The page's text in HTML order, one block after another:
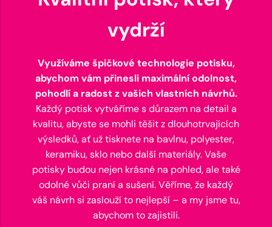
vydrží
Využíváme špičkové technologie potisku,
abychom vám přinesli maximální odolnost,
pohodlí a radost z vašich vlastních návrhů.
Každý potisk vytváříme s důrazem na detail a
kvalitu, abyste se mohli těšit z dlouhotrvajících
výsledků, ať už tisknete na bavlnu, polyester,
keramiku, sklo nebo další materiály. Vaše
potisky budou nejen krásné na pohled, ale také
odolné vůči praní a sušení. Věříme, že každý
váš návrh si zaslouží to nejlepší – a my jsme tu,
abychom to zajistili.